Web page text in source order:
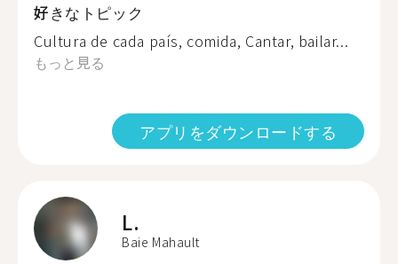
好きなトピック
Cultura de cada país, comida, Cantar, bailar...
もっと見る
アプリをダウンロードする
L.
Baie Mahault